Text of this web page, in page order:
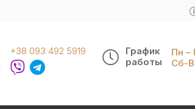
+38 093 492 5919
График
работы
Пн –
Сб-